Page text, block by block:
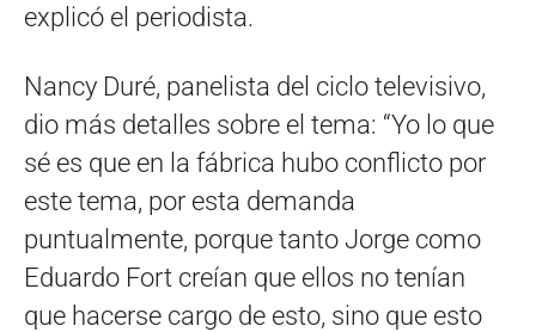
explicó el periodista.
Nancy Duré, panelista del ciclo televisivo,
dio más detalles sobre el tema: “Yo lo que
sé es que en la fábrica hubo conflicto por
este tema, por esta demanda
puntualmente, porque tanto Jorge como
Eduardo Fort creían que ellos no tenían
que hacerse cargo de esto, sino que esto